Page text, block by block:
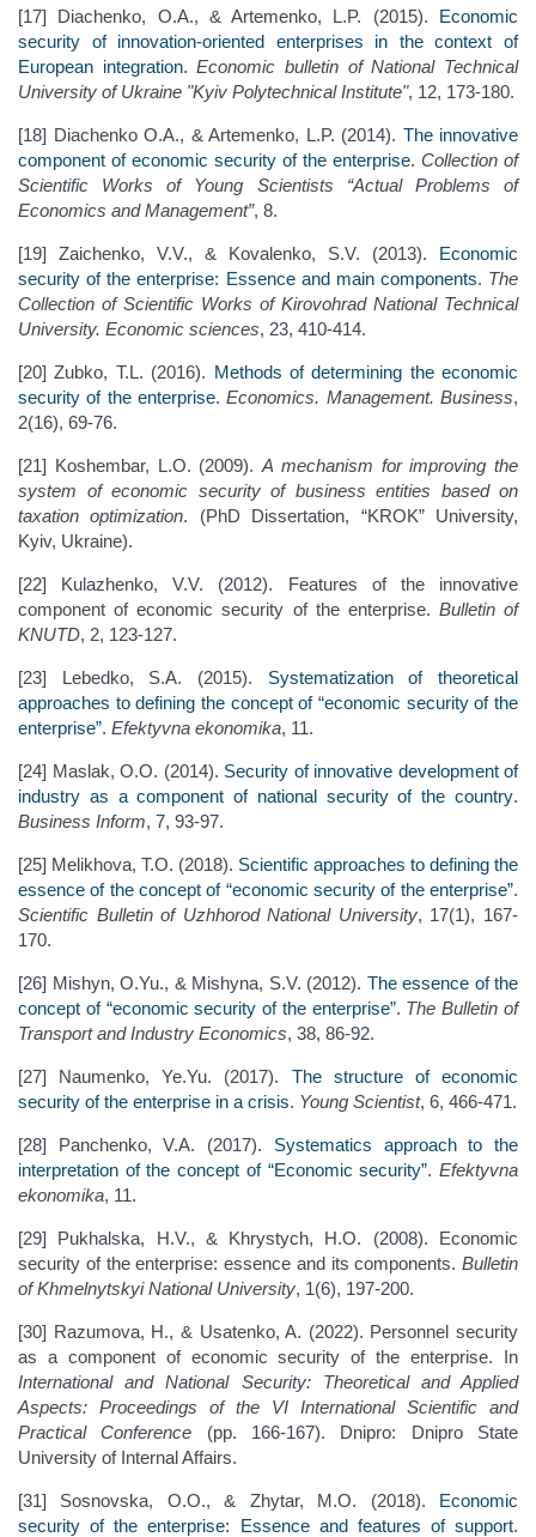
[17] Diachenko, O.A., & Artemenko, L.P. (2015). Economic
security of innovation-oriented enterprises in the context of
European integration.Economic bulletin of National Technical
University of Ukraine "Kyiv Polytechnical Institute", 12, 173-180.
[18] Diachenko O.A., & Artemenko, L.P. (2014). The innovative
component of economic security of the enterprise. Collection of
Scientific Works of Young Scientists “Actual Problems of
Economics and Management”, 8.
[19] Zaichenko, V.V., & Kovalenko, S.V. (2013). Economic
security of the enterprise: Essence and main components. The
Сollection of Scientific Works of Kirovohrad National Technical
University. Economic sciences, 23, 410-414.
[20] Zubko, T.L. (2016). Methods of determining the economic
security of the enterprise.Economics. Management. Business,
2(16), 69-76.
[21] Koshembar, L.O. (2009). A mechanism for improving the
system of economic security of business entities based on
taxation optimization. (PhD Dissertation, “KROK” University,
Kyiv, Ukraine).
[22] Kulazhenko, V.V. (2012). Features of the innovative
component of economic security of the enterprise. Bulletin of
KNUTD, 2, 123-127.
[23] Lebedko, S.A. (2015). Systematization of theoretical
approaches to defining the concept of “economic security of the
enterprise”. Efektyvna ekonomika, 11.
[24] Maslak, O.O. (2014). Security of innovative development of
industry as a component of national security of the country.
Business Inform, 7, 93-97.
[25] Melikhova, T.O. (2018). Scientific approaches to defining the
essence of the concept of “economic security of the enterprise”.
Scientific Bulletin of Uzhhorod National University, 17(1), 167-
170.
[26] Mishyn, O.Yu., & Mishyna, S.V. (2012). The essence of the
concept of “economic security of the enterprise”. The Bulletin of
Transport and Industry Economics, 38, 86-92.
[27] Naumenko, Ye.Yu. (2017). The structure of economic
security of the enterprise in a crisis. Young Scientist, 6, 466-471.
[28] Panchenko, V.A. (2017). Systematics approach to the
interpretation of the concept of “Economic security”.Efektyvna
ekonomika, 11.
[29] Pukhalska, H.V., & Khrystych, H.O. (2008). Economic
security of the enterprise: essence and its components. Bulletin
of Khmelnytskyi National University, 1(6), 197-200.
[30] Razumova, H., & Usatenko, A. (2022). Personnel security
as a component of economic security of the enterprise. In
International and National Security: Theoretical and Applied
Aspects: Proceedings of the VI International Scientific and
Practical Conference (pp. 166-167). Dnipro: Dnipro State
University of Internal Affairs.
[31] Sosnovska, O.O., & Zhytar, M.O. (2018). Economic
security of the enterprise: Essence and features of support.